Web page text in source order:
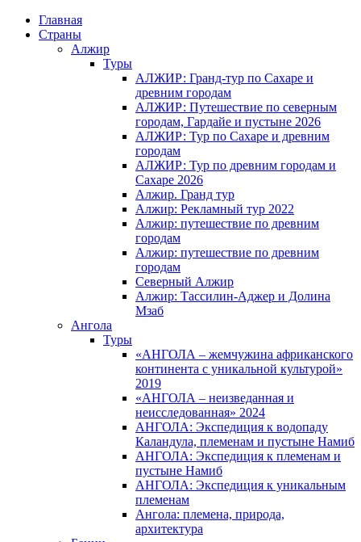
Главная
Страны
Алжир
Туры
АЛЖИР: Гранд-тур по Сахаре и
древним городам
АЛЖИР: Путешествие по северным
городам, Гардайе и пустыне 2026
АЛЖИР: Тур по Сахаре и древним
городам
АЛЖИР: Тур по древним городам и
Сахаре 2026
Алжир. Гранд тур
Алжир: Рекламный тур 2022
Алжир: путешествие по древним
городам
Алжир: путешествие по древним
городам
Северный Алжир
Алжир: Тассилин-Аджер и Долина
Мзаб
Ангола
Туры
«АНГОЛА – жемчужина африканского
континента с уникальной культурой»
2019
«АНГОЛА – неизведанная и
неисследованная» 2024
АНГОЛА: Экспедиция к водопаду
Каландула, племенам и пустыне Намиб
АНГОЛА: Экспедиция к племенам и
пустыне Намиб
АНГОЛА: Экспедиция к уникальным
племенам
Ангола: племена, природа,
архитектура